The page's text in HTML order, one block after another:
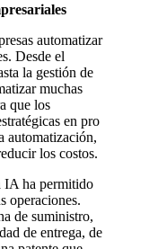
automatizar
Desde el
la gestión de
muchas
que los
en pro
automatización,
los costos.
IA ha permitido
operaciones.
de suministro,
de entrega, de